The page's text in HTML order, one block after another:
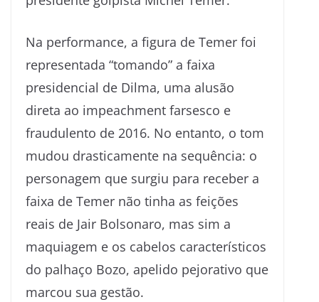
Na performance, a figura de Temer foi
representada “tomando” a faixa
presidencial de Dilma, uma alusão
direta ao impeachment farsesco e
fraudulento de 2016. No entanto, o tom
mudou drasticamente na sequência: o
personagem que surgiu para receber a
faixa de Temer não tinha as feições
reais de Jair Bolsonaro, mas sim a
maquiagem e os cabelos característicos
do palhaço Bozo, apelido pejorativo que
marcou sua gestão.